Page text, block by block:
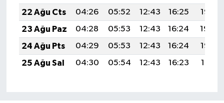
22 Ağu Cts
04:26 05:52 12:43 16:25
19:25
23 Ağu Paz
04:28 05:53 12:43 16:24
19:24
24 Ağu Pts
04:29 05:53 12:43 16:24
19:22
25 Ağu Sal
04:30 05:54 12:43 16:23 19:21